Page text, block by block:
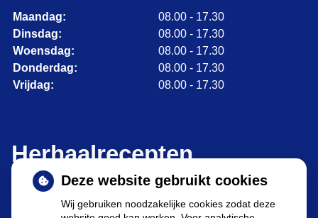
Maandag:
08.00 - 17.30
Dinsdag:
08.00 - 17.30
Woensdag:
08.00 - 17.30
Donderdag:
08.00 - 17.30
Vrijdag:
08.00 - 17.30
Herhaalrecepten
Deze website gebruikt cookies
Wij gebruiken noodzakelijke cookies zodat deze